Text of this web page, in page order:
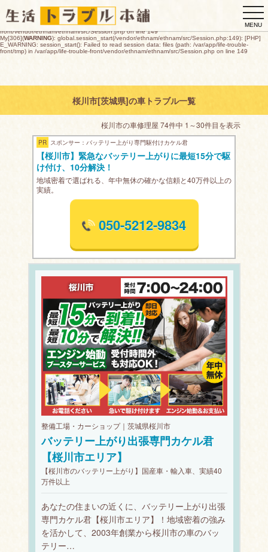
E_WARNING: session_start(): open(/var/app/life-trouble-
front/tmp/sess_4fc0ecb55af3c0ec1d57b89a540e4c751ada77cc7c0fc4135a1b8b163bee55b3,
O_RDWR) failed: デバイスに空き領域がありません (28) in /var/app/life-trouble-
front/vendor/ethnam/ethnam/src/Session.php on line 149
My[306](WARNING): global.session_start(/vendor/ethnam/ethnam/src/Session.php:149): [PHP]
E_WARNING: session_start(): Failed to read session data: files (path: /var/app/life-trouble-
front/tmp) in /var/app/life-trouble-front/vendor/ethnam/ethnam/src/Session.php on line 149
MENU
桜川市[茨城県]の車トラブル一覧
桜川市の車修理屋 74件中 1～30件目を表示
PR スポンサー：バッテリー上がり専門駆付けカケル君
【桜川市】緊急なバッテリー上がりに最短15分で駆
け付け、10分解決！
地域密着で選ばれる、年中無休の確かな信頼と40万件以上の
実績。
050-5212-9834
整備工場・カーショップ｜茨城県桜川市
バッテリー上がり出張専門カケル君
【桜川市エリア】
【桜川市のバッテリー上がり】国産車・輸入車、実績40
万件以上
あなたの住まいの近くに、バッテリー上がり出張
専門カケル君【桜川市エリア】！地域密着の強み
を活かして、2003年創業から桜川市の車のバッ
テリー…